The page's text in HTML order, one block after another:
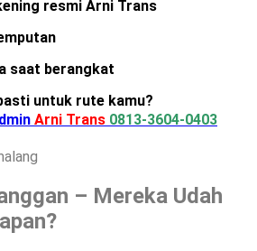
resmi Arni Trans
saat berangkat
untuk rute kamu?
Arni Trans 0813-3604-0403
– Mereka Udah